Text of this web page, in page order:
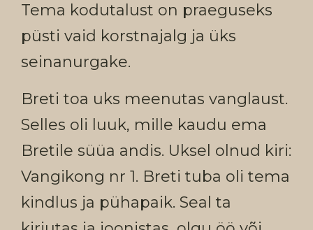
Tema kodutalust on praeguseks
püsti vaid korstnajalg ja üks
seinanurgake.
Breti toa uks meenutas vanglaust.
Selles oli luuk, mille kaudu ema
Bretile süüa andis. Uksel olnud kiri:
Vangikong nr 1. Breti tuba oli tema
kindlus ja pühapaik. Seal ta